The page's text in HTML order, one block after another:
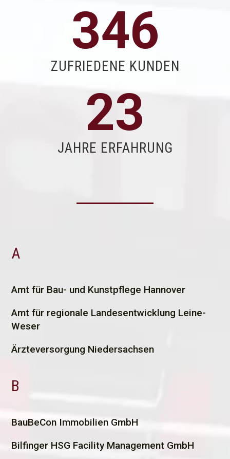
346
ZUFRIEDENE KUNDEN
23
JAHRE ERFAHRUNG
A
Amt für Bau- und Kunstpflege Hannover
Amt für regionale Landesentwicklung Leine-
Weser
Ärzteversorgung Niedersachsen
B
BauBeCon Immobilien GmbH
Bilfinger HSG Facility Management GmbH